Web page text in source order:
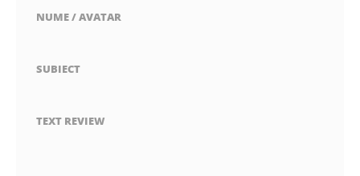
NUME / AVATAR
SUBIECT
TEXT REVIEW